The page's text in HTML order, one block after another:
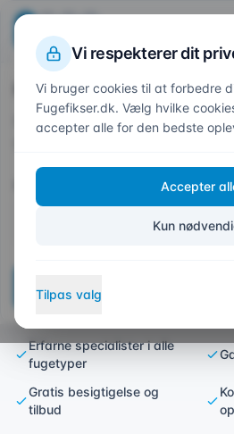
Beregn
Forside/Opgaver/Fugeudskiftning
Fugeudskiftning
Vi udskifter slidt og
holdbare løsninger
Erfarne specialister i alle
fugetyper
Gratis besigtigelse og
tilbud
Hvor skal vi fuge?
Indtast dit postnummer så vi
Vi respekterer dit
Vi bruger cookies til at forbedre
Fugefikser.dk. Vælg hvilke
accepter alle for den bedste
Accepter
Kun
Tilpas valg